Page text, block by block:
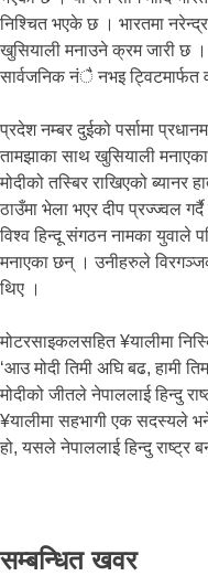
निश्चित भएके छ । भारतमा नरेन्द्र
खुसियाली मनाउने क्रम जारी छ
सार्वजनिक नंै नभइ ट्विटमार्फत
प्रदेश नम्बर दुईको पर्सामा
तामझाका साथ खुसियाली
मोदीको तस्बिर राखिएको ब्यानर
ठाउँमा भेला भएर दीप प्रज्ज्वल
विश्व हिन्दू संगठन नामका युवाले
मनाएका छन् । उनीहरुले
थिए ।
मोटरसाइकलसहित ¥यालीमा
‘आउ मोदी तिमी अघि बढ, हामी
मोदीको जीतले नेपाललाई हिन्दु
¥यालीमा सहभागी एक सदस्यले
हो, यसले नेपाललाई हिन्दु राष्ट्र
सम्बन्धित खवर